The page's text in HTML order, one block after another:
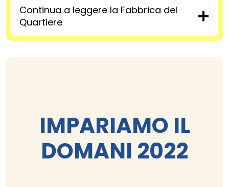
Continua a leggere la Fabbrica del
Quartiere
IMPARIAMO IL
DOMANI 2022